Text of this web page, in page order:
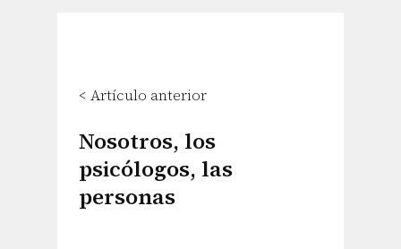
< Artículo anterior
Nosotros, los
psicólogos, las
personas